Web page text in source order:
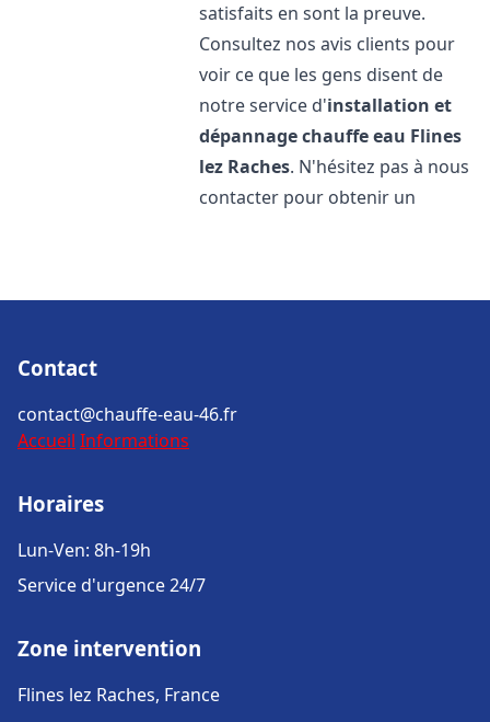
satisfaits en sont la preuve.
Consultez nos avis clients pour
voir ce que les gens disent de
notre service d'installation et
dépannage chauffe eau Flines
lez Raches. N'hésitez pas à nous
contacter pour obtenir un
Contact
contact@chauffe-eau-46.fr
Accueil Informations
Horaires
Lun-Ven: 8h-19h
Service d'urgence 24/7
Zone intervention
Flines lez Raches, France